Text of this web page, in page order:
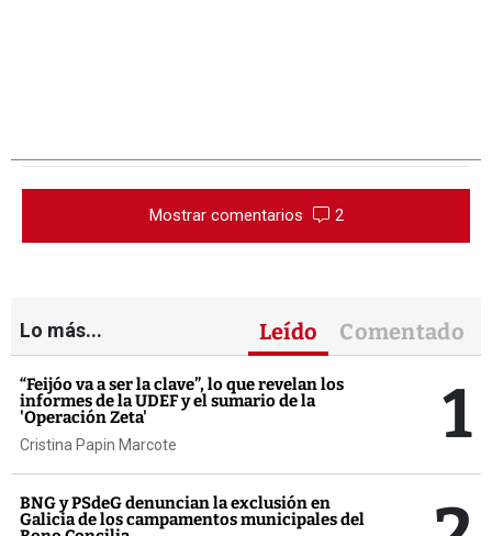
Mostrar comentarios 2
Lo más... Leído Comentado
“Feijóo va a ser la clave”, lo que revelan los
informes de la UDEF y el sumario de la
'Operación Zeta'
Cristina Papin Marcote 1
BNG y PSdeG denuncian la exclusión en
Galicia de los campamentos municipales del